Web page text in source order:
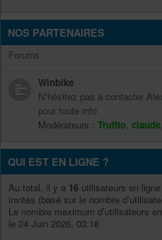
NOS PARTENAIRES
Forums
Winbike
N'hésitez pas à contacter
pour toute info
Modérateurs : Trufito, claude,
QUI EST EN LIGNE ?
Au total, il y a 16 utilisateurs en
invités (basé sur le nombre
Le nombre maximum d’utilisateurs
le 24 Juin 2026, 03:18